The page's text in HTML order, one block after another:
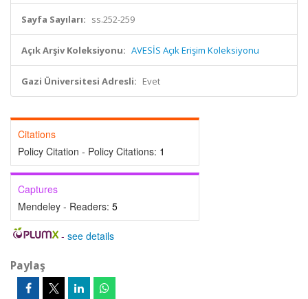
Sayfa Sayıları: ss.252-259
Açık Arşiv Koleksiyonu: AVESİS Açık Erişim Koleksiyonu
Gazi Üniversitesi Adresli: Evet
Citations
Policy Citation - Policy Citations: 1
Captures
Mendeley - Readers: 5
- see details
Paylaş